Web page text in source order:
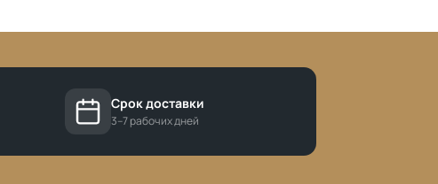
Срок доставки
3–7 рабочих дней